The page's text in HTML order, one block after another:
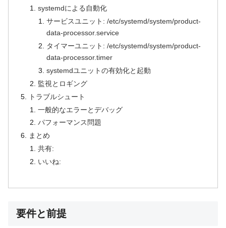
systemdによる自動化
サービスユニット: /etc/systemd/system/product-
data-processor.service
タイマーユニット: /etc/systemd/system/product-
data-processor.timer
systemdユニットの有効化と起動
監視とロギング
トラブルシュート
一般的なエラーとデバッグ
パフォーマンス問題
まとめ
共有:
いいね:
要件と前提